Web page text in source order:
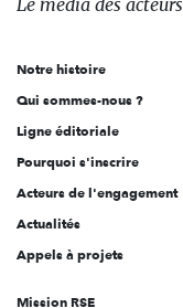
l'engagement
Le média des acteurs
Notre histoire
Qui sommes-nous ?
Ligne éditoriale
Pourquoi s'inscrire
Acteurs de l'engagement
Actualités
Appels à projets
Mission RSE